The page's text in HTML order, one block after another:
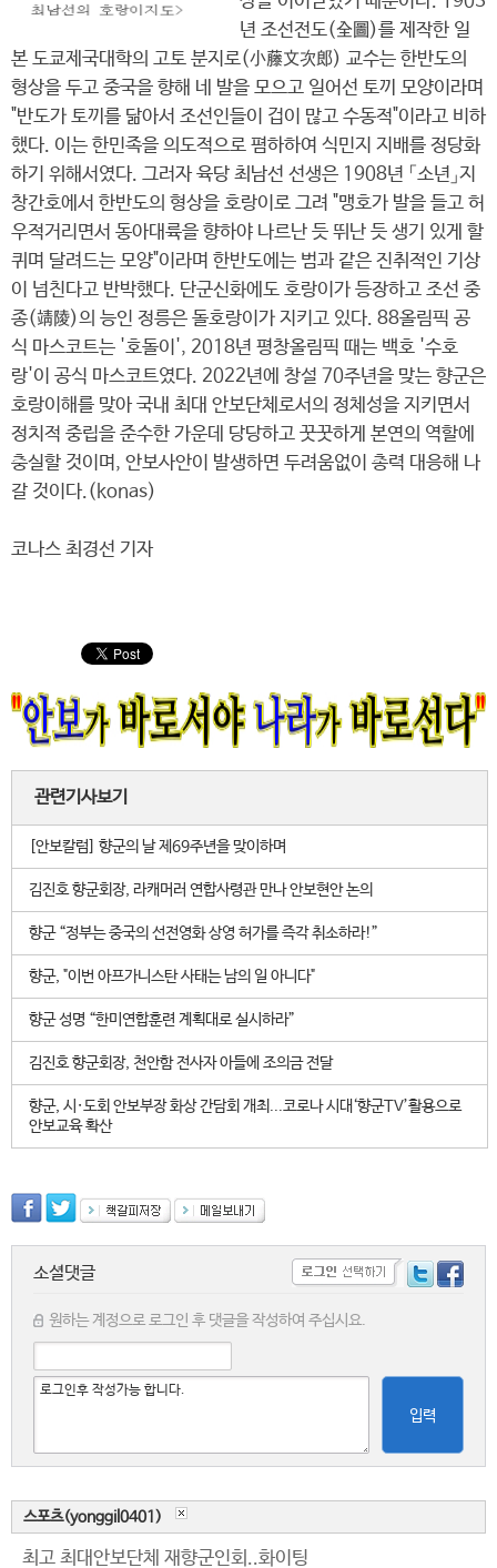
년 조선전도(全圖)를 제작한 일
본 도쿄제국대학의 고토 분지로(小藤文次郞) 교수는 한반도의
형상을 두고 중국을 향해 네 발을 모으고 일어선 토끼 모양이라며
"반도가 토끼를 닮아서 조선인들이 겁이 많고 수동적"이라고 비하
했다. 이는 한민족을 의도적으로 폄하하여 식민지 지배를 정당화
하기 위해서였다. 그러자 육당 최남선 선생은 1908년 「소년」지
창간호에서 한반도의 형상을 호랑이로 그려 "맹호가 발을 들고 허
우적거리면서 동아대륙을 향하야 나르난 듯 뛰난 듯 생기 있게 할
퀴며 달려드는 모양"이라며 한반도에는 범과 같은 진취적인 기상
이 넘친다고 반박했다. 단군신화에도 호랑이가 등장하고 조선 중
종(靖陵)의 능인 정릉은 돌호랑이가 지키고 있다. 88올림픽 공
식 마스코트는 '호돌이', 2018년 평창올림픽 때는 백호 '수호
랑'이 공식 마스코트였다. 2022년에 창설 70주년을 맞는 향군은
호랑이해를 맞아 국내 최대 안보단체로서의 정체성을 지키면서
정치적 중립을 준수한 가운데 당당하고 꿋꿋하게 본연의 역할에
충실할 것이며, 안보사안이 발생하면 두려움없이 총력 대응해 나
갈 것이다.(konas)
코나스 최경선 기자
관련기사보기
[안보칼럼] 향군의 날 제69주년을 맞이하며
김진호 향군회장, 라캐머러 연합사령관 만나 안보현안 논의
향군 “정부는 중국의 선전영화 상영 허가를 즉각 취소하라!”
향군, "이번 아프가니스탄 사태는 남의 일 아니다"
향군 성명 “한미연합훈련 계획대로 실시하라”
김진호 향군회장, 천안함 전사자 아들에 조의금 전달
향군, 시·도회 안보부장 화상 간담회 개최...코로나 시대‘향군TV’활용으로
안보교육 확산
소셜댓글
원하는 계정으로 로그인 후 댓글을 작성하여 주십시요.
입력
스포츠(yonggil0401)
최고 최대안보단체 재향군인회..화이팅